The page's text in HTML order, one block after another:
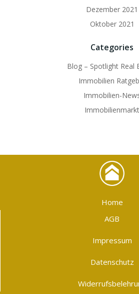
Dezember 2021
Oktober 2021
Categories
Blog – Spotlight Real
Immobilien
Immobilien-
Immobilienmarkt
Home
AGB
Impressum
Datenschutz